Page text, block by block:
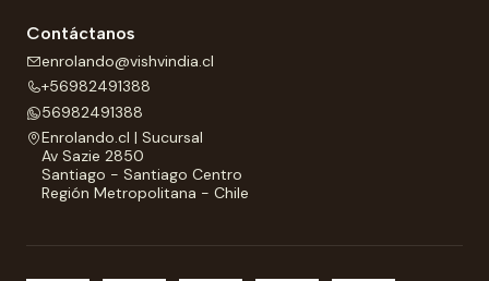
Contáctanos
enrolando@vishvindia.cl
+56982491388
56982491388
Enrolando.cl | Sucursal
Av Sazie 2850
Santiago - Santiago Centro
Región Metropolitana - Chile